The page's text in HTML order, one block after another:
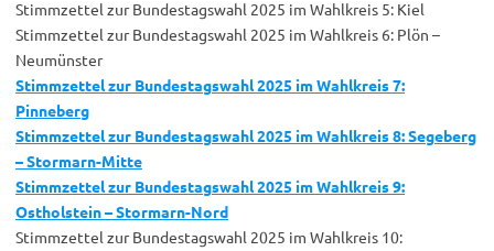
Stimmzettel zur Bundestagswahl 2025 im Wahlkreis 5: Kiel
Stimmzettel zur Bundestagswahl 2025 im Wahlkreis 6: Plön –
Neumünster
Stimmzettel zur Bundestagswahl 2025 im Wahlkreis 7:
Pinneberg
Stimmzettel zur Bundestagswahl 2025 im Wahlkreis 8: Segeberg
– Stormarn-Mitte
Stimmzettel zur Bundestagswahl 2025 im Wahlkreis 9:
Ostholstein – Stormarn-Nord
Stimmzettel zur Bundestagswahl 2025 im Wahlkreis 10: